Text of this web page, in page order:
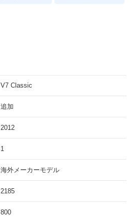
V7 Classic
追加
2012
1
海外メーカーモデル
2185
800